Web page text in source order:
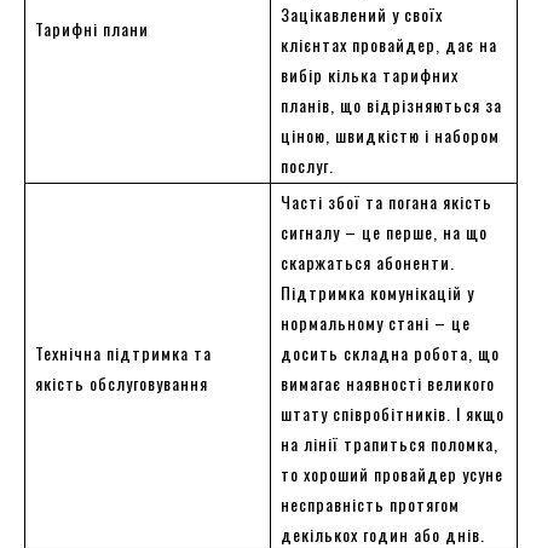
Тарифні плани
Зацікавлений у своїх
клієнтах провайдер, дає на
вибір кілька тарифних
планів, що відрізняються за
ціною, швидкістю і набором
послуг.
Технічна підтримка та
якість обслуговування
Часті збої та погана якість
сигналу – це перше, на що
скаржаться абоненти.
Підтримка комунікацій у
нормальному стані – це
досить складна робота, що
вимагає наявності великого
штату співробітників. І якщо
на лінії трапиться поломка,
то хороший провайдер усуне
несправність протягом
декількох годин або днів.